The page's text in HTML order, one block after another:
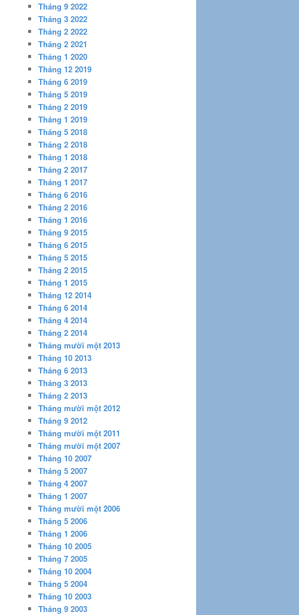
Tháng 9 2022
Tháng 3 2022
Tháng 2 2022
Tháng 2 2021
Tháng 1 2020
Tháng 12 2019
Tháng 6 2019
Tháng 5 2019
Tháng 2 2019
Tháng 1 2019
Tháng 5 2018
Tháng 2 2018
Tháng 1 2018
Tháng 2 2017
Tháng 1 2017
Tháng 6 2016
Tháng 2 2016
Tháng 1 2016
Tháng 9 2015
Tháng 6 2015
Tháng 5 2015
Tháng 2 2015
Tháng 1 2015
Tháng 12 2014
Tháng 6 2014
Tháng 4 2014
Tháng 2 2014
Tháng mười một 2013
Tháng 10 2013
Tháng 6 2013
Tháng 3 2013
Tháng 2 2013
Tháng mười một 2012
Tháng 9 2012
Tháng mười một 2011
Tháng mười một 2007
Tháng 10 2007
Tháng 5 2007
Tháng 4 2007
Tháng 1 2007
Tháng mười một 2006
Tháng 5 2006
Tháng 1 2006
Tháng 10 2005
Tháng 7 2005
Tháng 10 2004
Tháng 5 2004
Tháng 10 2003
Tháng 9 2003